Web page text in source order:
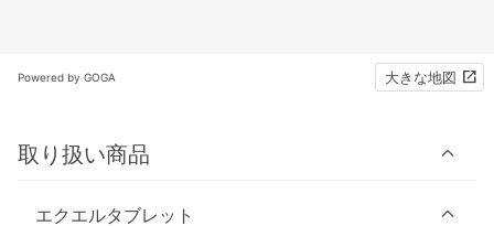
Powered by GOGA 大きな地図
取り扱い商品
エクエルタブレット